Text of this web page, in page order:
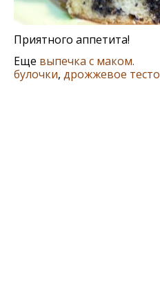
Приятного аппетита!
Еще выпечка с маком.
булочки, дрожжевое тесто